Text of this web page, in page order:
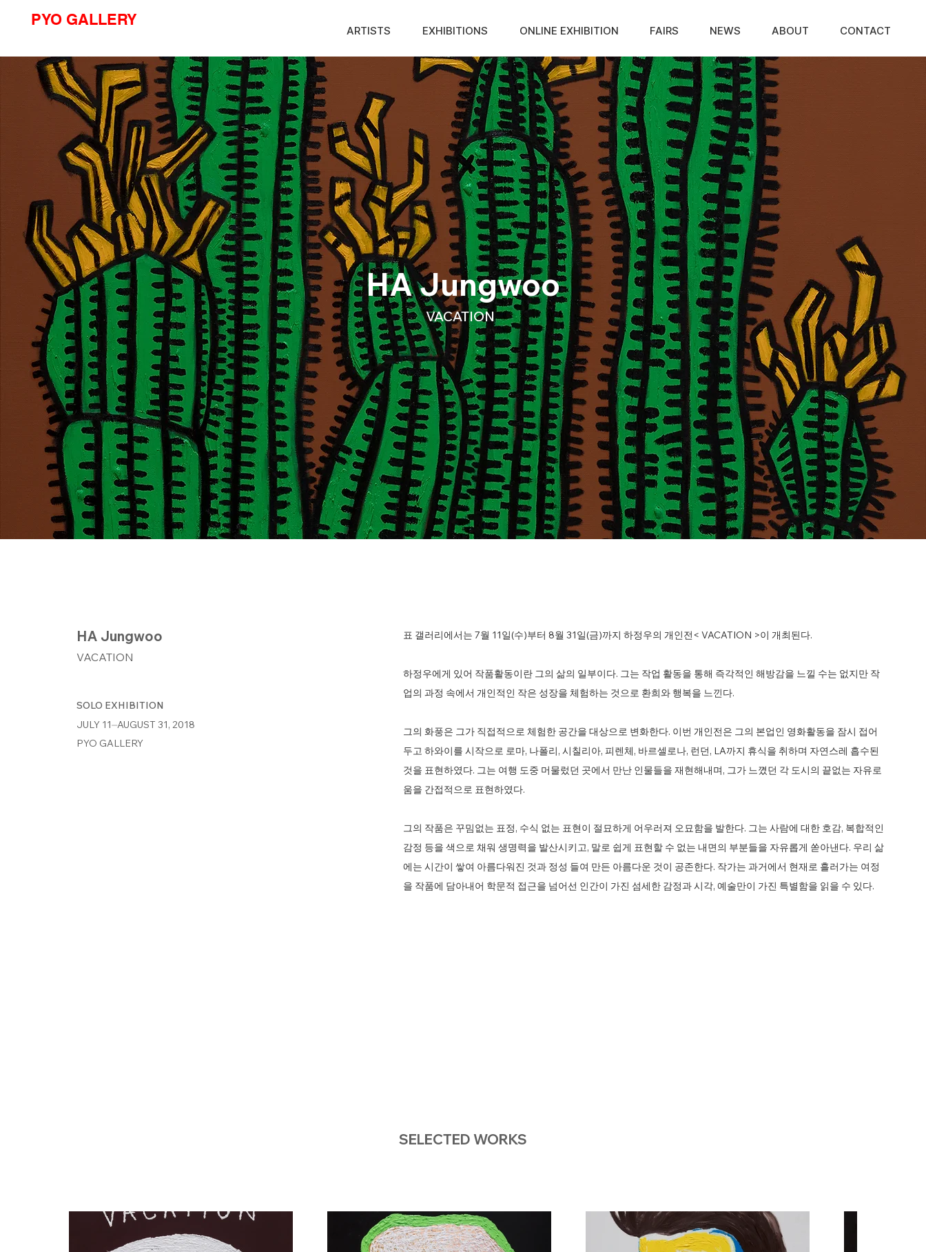
PYO GALLERY
ARTISTS EXHIBITIONS ONLINE EXHIBITION FAIRS NEWS ABOUT CONTACT
HA Jungwoo
VACATION
HA Jungwoo
VACATION
SOLO EXHIBITION
JULY 11⏤AUGUST 31, 2018
PYO GALLERY
표 갤러리에서는 7월 11일(수)부터 8월 31일(금)까지 하정우의 개인전< VACATION >이 개최된다.
​하정우에게 있어 작품활동이란 그의 삶의 일부이다. 그는 작업 활동을 통해 즉각적인 해방감을 느낄 수는 없지만 작
업의 과정 속에서 개인적인 작은 성장을 체험하는 것으로 환희와 행복을 느낀다.
그의 화풍은 그가 직접적으로 체험한 공간을 대상으로 변화한다. 이번 개인전은 그의 본업인 영화활동을 잠시 접어
두고 하와이를 시작으로 로마, 나폴리, 시칠리아, 피렌체, 바르셀로나, 런던, LA까지 휴식을 취하며 자연스레 흡수된
것을 표현하였다. 그는 여행 도중 머물렀던 곳에서 만난 인물들을 재현해내며, 그가 느꼈던 각 도시의 끝없는 자유로
움을 간접적으로 표현하였다.
그의 작품은 꾸밈없는 표정, 수식 없는 표현이 절묘하게 어우러져 오묘함을 발한다. 그는 사람에 대한 호감, 복합적인
감정 등을 색으로 채워 생명력을 발산시키고, 말로 쉽게 표현할 수 없는 내면의 부분들을 자유롭게 쏟아낸다. 우리 삶
에는 시간이 쌓여 아름다워진 것과 정성 들여 만든 아름다운 것이 공존한다. 작가는 과거에서 현재로 흘러가는 여정
을 작품에 담아내어 학문적 접근을 넘어선 인간이 가진 섬세한 감정과 시각, 예술만이 가진 특별함을 읽을 수 있다.
SELECTED WORKS